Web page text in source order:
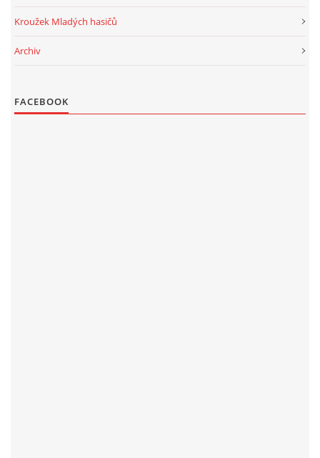
© 2026 eStránky.cz
|
Kroužek Mladých hasičů
Archiv
FACEBOOK